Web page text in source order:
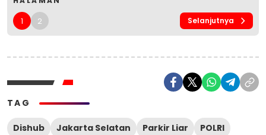
1 2 Selanjutnya
TAG
Dishub Jakarta Selatan Parkir Liar
POLRI